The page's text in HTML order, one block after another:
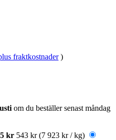
fraktkostnader )
om du beställer senast måndag
kr 543 kr (7 923 kr / kg)